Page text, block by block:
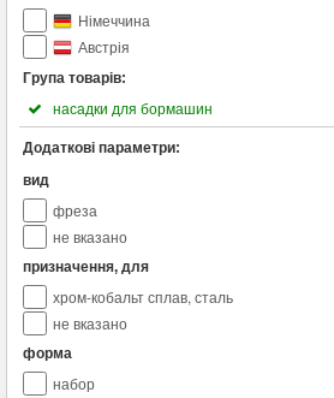
Німеччина
Австрія
Група товарів:
насадки для бормашин
Додаткові параметри:
вид
фреза
не вказано
призначення, для
хром-кобальт сплав, сталь
не вказано
форма
набор